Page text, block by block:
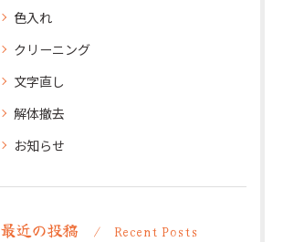
色入れ
クリーニング
文字直し
解体撤去
お知らせ
最近の投稿 Recent Posts